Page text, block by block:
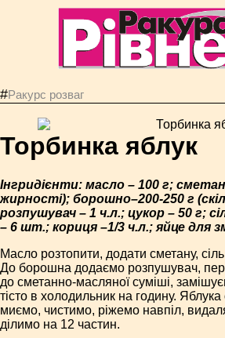
#Ракурс розваг
Торбинка яблук
Інгридієнти: масло – 100 г;
жирності); борошно–200-250 г
розпушувач – 1 ч.л.; цукор – 50 г;
– 6 шт.; кориця –1/3 ч.л.; яйце для
Масло розтопити, додати сметану,
До борошна додаємо розпушувач,
до сметанно-масляної суміші,
тісто в холодильник на годину.
миємо, чистимо, ріжемо навпіл,
ділимо на 12 частин.